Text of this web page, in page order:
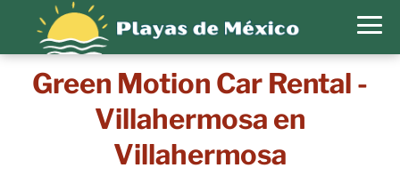
Green Motion Car Rental -
Villahermosa en
Villahermosa